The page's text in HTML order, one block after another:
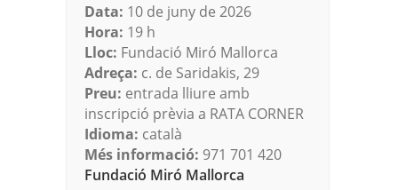
Data: 10 de juny de 2026
Hora: 19 h
Lloc: Fundació Miró Mallorca
Adreça: c. de Saridakis, 29
Preu: entrada lliure amb
inscripció prèvia a RATA CORNER
Idioma: català
Més informació: 971 701 420
Fundació Miró Mallorca